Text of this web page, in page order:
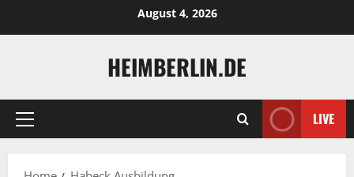
August 4, 2026
HEIMBERLIN.DE
Primary
LIVE